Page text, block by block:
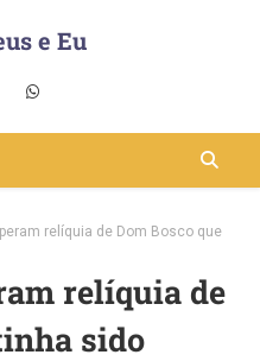
e Eu
relíquia de Dom Bosco que
relíquia de
sido